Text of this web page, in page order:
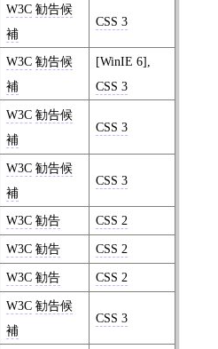
W3C 勧告候
補
CSS 3
W3C 勧告候
補
[WinIE 6],
CSS 3
W3C 勧告候
補
CSS 3
W3C 勧告候
補
CSS 3
W3C 勧告 CSS 2
W3C 勧告 CSS 2
W3C 勧告 CSS 2
W3C 勧告候
補
CSS 3